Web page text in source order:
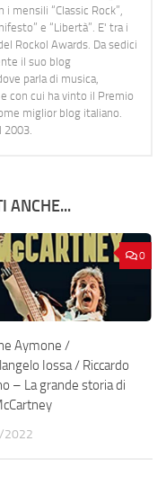
mensili “Classic Rock”,
e “Libertà”. E' tra i
Rockol Awards. Da sedici
il suo blog
parla di musica,
con cui ha vinto il Premio
miglior blog italiano.
2003.
ANCHE...
0
Aymone /
Iossa / Riccardo
– La grande storia di